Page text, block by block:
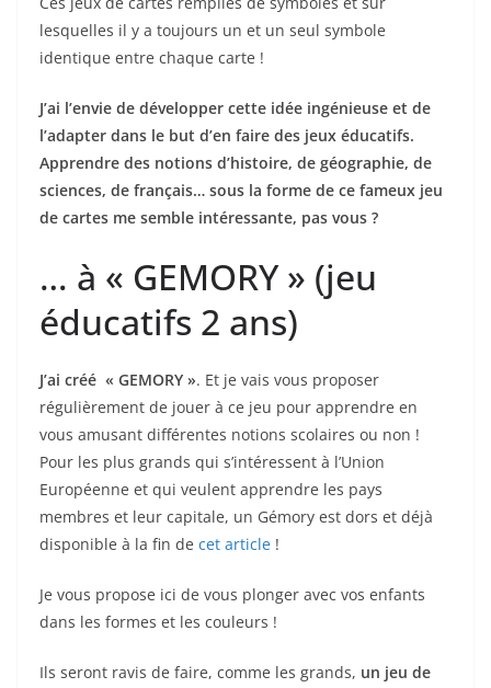
lesquelles il y a toujours un et un seul symbole
identique entre chaque carte !
J’ai l’envie de développer cette idée ingénieuse et de
l’adapter dans le but d’en faire des jeux éducatifs.
Apprendre des notions d’histoire, de géographie, de
sciences, de français… sous la forme de ce fameux jeu
de cartes me semble intéressante, pas vous ?
… à « GEMORY » (jeu
éducatifs 2 ans)
J’ai créé « GEMORY ». Et je vais vous proposer
régulièrement de jouer à ce jeu pour apprendre en
vous amusant différentes notions scolaires ou non !
Pour les plus grands qui s’intéressent à l’Union
Européenne et qui veulent apprendre les pays
membres et leur capitale, un Gémory est dors et déjà
disponible à la fin de cet article !
Je vous propose ici de vous plonger avec vos enfants
dans les formes et les couleurs !
Ils seront ravis de faire, comme les grands, un jeu de